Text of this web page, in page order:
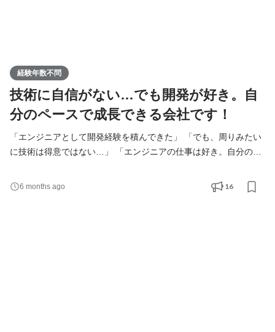
経験年数不問
技術に自信がない…でも開発が好き。自
分のペースで成長できる会社です！
「エンジニアとして開発経験を積んできた」 「でも、周りみたい
に技術は得意ではない…」 「エンジニアの仕事は好き。自分のペ
のペースで成長していきたい。 そんなあなた、一度カジュアルに
6 months ago 16